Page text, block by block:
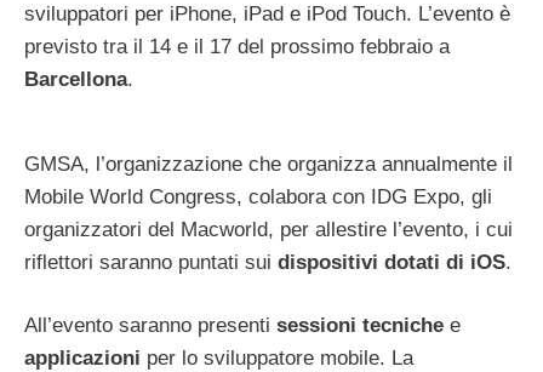
sviluppatori per iPhone, iPad e iPod Touch. L’evento è
previsto tra il 14 e il 17 del prossimo febbraio a
Barcellona.
GMSA, l’organizzazione che organizza annualmente il
Mobile World Congress, colabora con IDG Expo, gli
organizzatori del Macworld, per allestire l’evento, i cui
riflettori saranno puntati sui dispositivi dotati di iOS.
All’evento saranno presenti sessioni tecniche e
applicazioni per lo sviluppatore mobile. La